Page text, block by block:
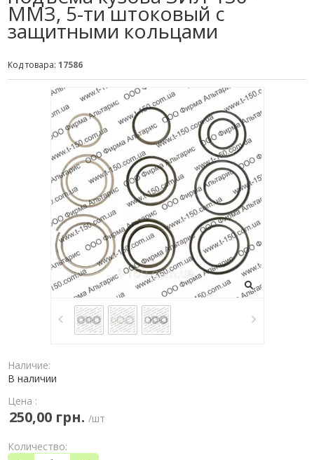
ММЗ, 5-ти штоковый с
защитными кольцами
Код товара: 17586
Наличие:
В наличии
Цена :
250,00 грн. /шт
Количество: